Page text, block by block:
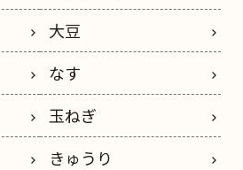
大豆
なす
玉ねぎ
きゅうり